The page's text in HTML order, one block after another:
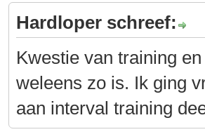
Hardloper schreef:
Kwestie van training
weleens zo is. Ik ging
aan interval training